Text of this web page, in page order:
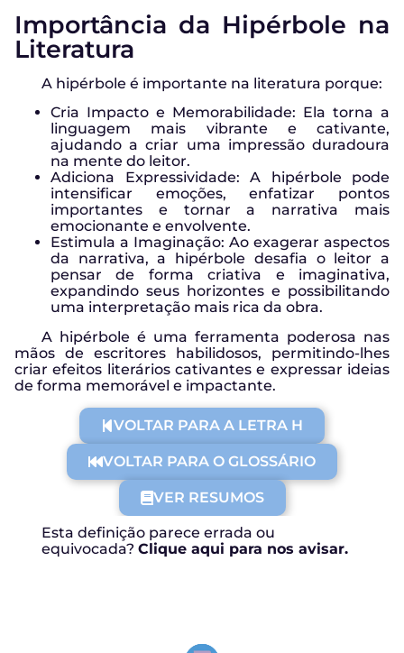
Importância da Hipérbole na
Literatura
A hipérbole é importante na literatura porque:
Cria Impacto e Memorabilidade: Ela torna a
linguagem mais vibrante e cativante,
ajudando a criar uma impressão duradoura
na mente do leitor.
Adiciona Expressividade: A hipérbole pode
intensificar emoções, enfatizar pontos
importantes e tornar a narrativa mais
emocionante e envolvente.
Estimula a Imaginação: Ao exagerar aspectos
da narrativa, a hipérbole desafia o leitor a
pensar de forma criativa e imaginativa,
expandindo seus horizontes e possibilitando
uma interpretação mais rica da obra.
A hipérbole é uma ferramenta poderosa nas
mãos de escritores habilidosos, permitindo-lhes
criar efeitos literários cativantes e expressar ideias
de forma memorável e impactante.
VOLTAR PARA A LETRA H
VOLTAR PARA O GLOSSÁRIO
VER RESUMOS
Esta definição parece errada ou
equivocada? Clique aqui para nos avisar.